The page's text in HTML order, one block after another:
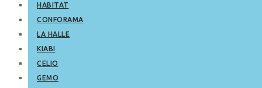
HABITAT
CONFORAMA
LA HALLE
KIABI
CELIO
GEMO